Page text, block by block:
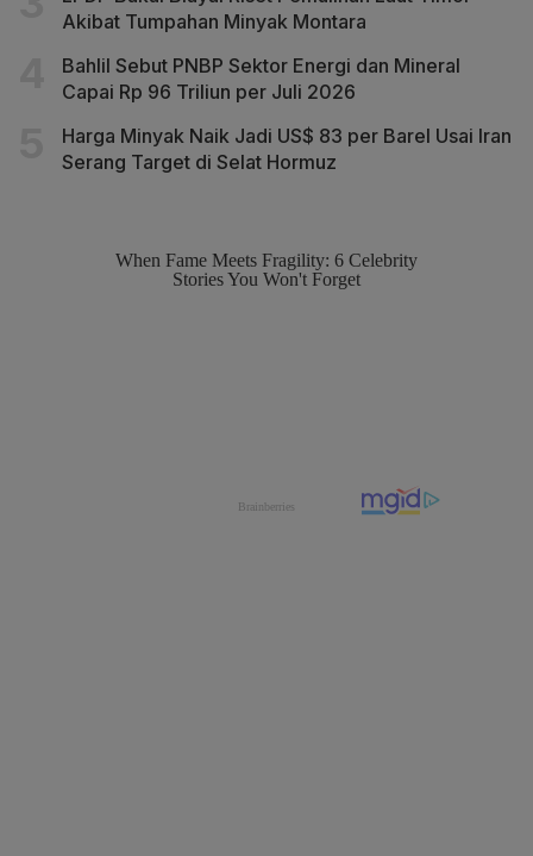
Akibat Tumpahan Minyak Montara
Bahlil Sebut PNBP Sektor Energi dan Mineral
Capai Rp 96 Triliun per Juli 2026
Harga Minyak Naik Jadi US$ 83 per Barel Usai Iran
Serang Target di Selat Hormuz